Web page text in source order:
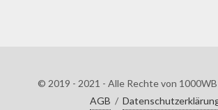
© 2019 - 2021 - Alle Rechte von
AGB /